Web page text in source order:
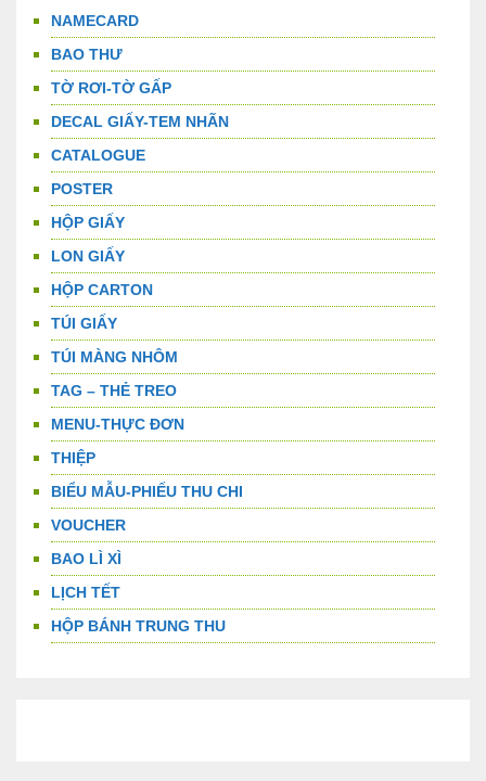
NAMECARD
BAO THƯ
TỜ RƠI-TỜ GẤP
DECAL GIẤY-TEM NHÃN
CATALOGUE
POSTER
HỘP GIẤY
LON GIẤY
HỘP CARTON
TÚI GIẤY
TÚI MÀNG NHÔM
TAG – THẺ TREO
MENU-THỰC ĐƠN
THIỆP
BIỂU MẪU-PHIẾU THU CHI
VOUCHER
BAO LÌ XÌ
LỊCH TẾT
HỘP BÁNH TRUNG THU